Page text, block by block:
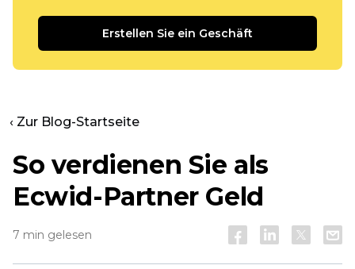
Erstellen Sie ein Geschäft
‹ Zur Blog-Startseite
So verdienen Sie als
Ecwid-Partner Geld
7 min gelesen